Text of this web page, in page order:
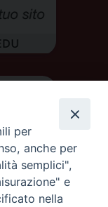
per
anche per
semplici",
e
nella